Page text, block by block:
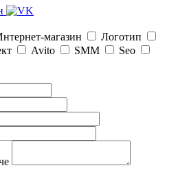
магазин
Логотип
Avito SMM
Seo